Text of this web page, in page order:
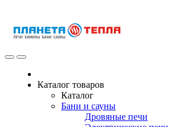
Каталог товаров
Каталог
Бани и сауны
Дровяные печи